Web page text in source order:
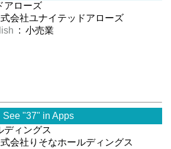
アローズ
会社ユナイテッドアローズ
: 小売業
See "37" in Apps
ディングス
会社りそなホールディングス